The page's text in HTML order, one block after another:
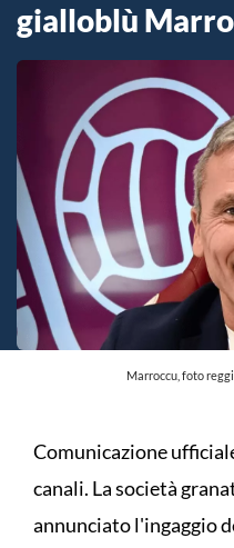
gialloblù
Marroccu, foto
Comunicazione
canali. La società
annunciato l'ingaggio